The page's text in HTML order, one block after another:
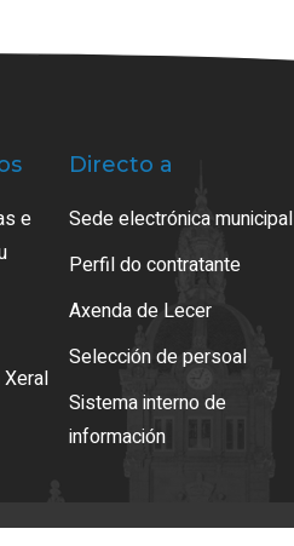
e
Directo a
Sede electrónica municipal
Perfil do contratante
Axenda de Lecer
Selección de persoal
Sistema interno de
información